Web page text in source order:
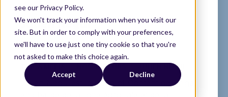
see our Privacy Policy.
We won't track your information when you visit our
site. But in order to comply with your preferences,
we'll have to use just one tiny cookie so that you're
not asked to make this choice again.
Accept Decline
THIGA MEDIA NOS AUTEURS JULIEN NÉGUI
Julien Négui
Head of Content
Julien Négui est le Head of Content de Thiga,